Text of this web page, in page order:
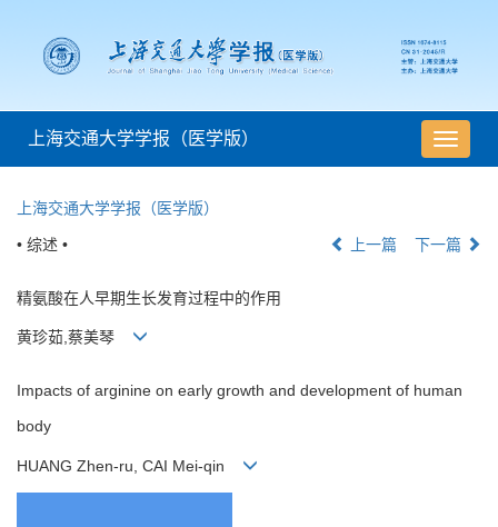
导
航
上海交通大学学报（医学版）
上海交通大学学报（医学版）
• 综述 • 上一篇 下一篇
精氨酸在人早期生长发育过程中的作用
黄珍茹,蔡美琴
Impacts of arginine on early growth and development of human
body
HUANG Zhen-ru, CAI Mei-qin